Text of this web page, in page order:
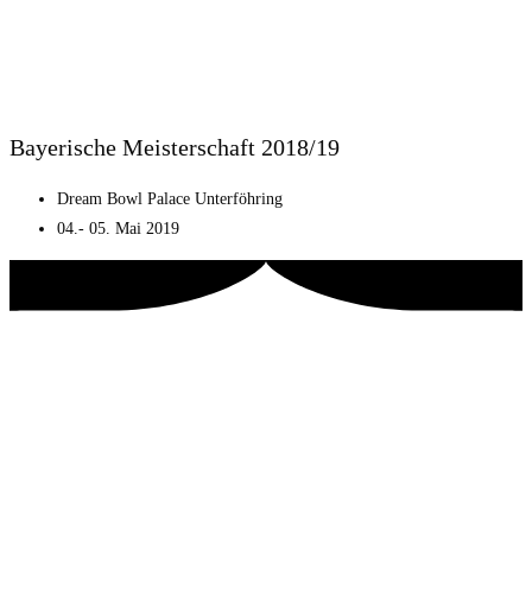
Bayerische Meisterschaft 2018/19
Dream Bowl Palace Unterföhring
04.- 05. Mai 2019